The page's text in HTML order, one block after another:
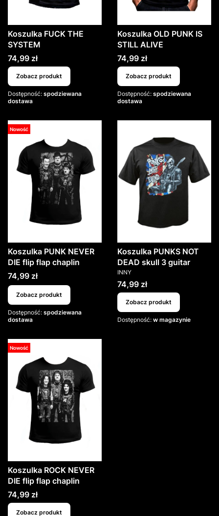
Koszulka FUCK THE
SYSTEM
Cena
74,99 zł
Zobacz produkt
Dostępność: spodziewana
dostawa
Koszulka OLD PUNK IS
STILL ALIVE
Cena
74,99 zł
Zobacz produkt
Dostępność: spodziewana
dostawa
Nowość
Koszulka PUNK NEVER
DIE flip flap chaplin
Cena
74,99 zł
Zobacz produkt
Dostępność: spodziewana
dostawa
Koszulka PUNKS NOT
DEAD skull 3 guitar
PRODUCENT
INNY
Cena
74,99 zł
Zobacz produkt
Dostępność: w magazynie
Nowość
Koszulka ROCK NEVER
DIE flip flap chaplin
Cena
74,99 zł
Zobacz produkt